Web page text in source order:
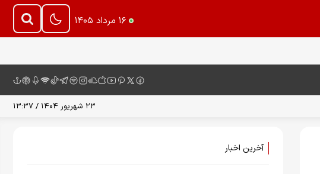
۱۶ مرداد ۱۴۰۵
۲۳ شهریور ۱۴۰۴ / ۱۳:۳۷
آخرین اخبار